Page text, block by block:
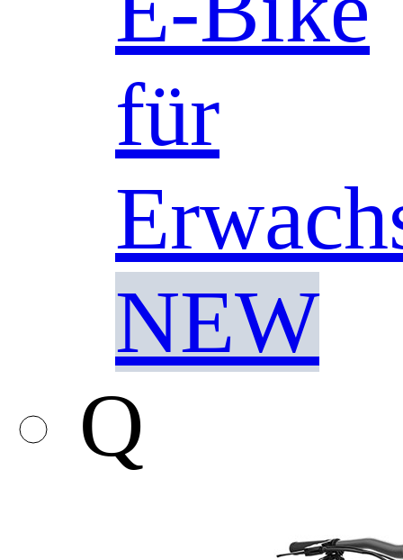
für
NEW
Q